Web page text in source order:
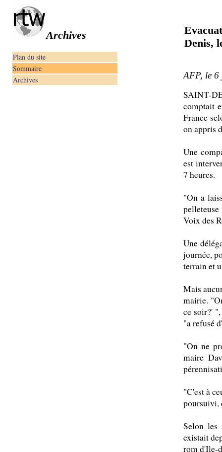
Archives
Plan du site
Sommaire
Archives
Denis,
AFP, le
SAINT-
comptait
France
on appris
Une
est
7 heures.
"On a
Voix des
Une
journée,
terrain et
Mais
mairie.
ce soir?'
"a refusé
"On ne
maire
"C'est à
poursuivi,
Selon les
existait
rom d'Ile-